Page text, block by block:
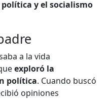
y el socialismo
a la vida
exploró la
política. Cuando buscó
opiniones